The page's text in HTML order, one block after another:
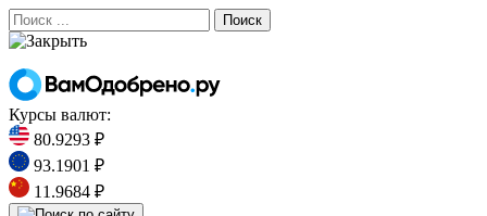
Поиск
Курсы валют:
80.9293 ₽
93.1901 ₽
11.9684 ₽